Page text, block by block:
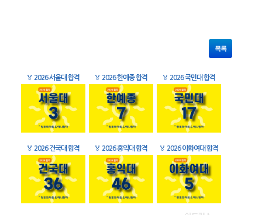
목록
🏅 2026 서울대 합격 🏅 2026 한예종 합격 🏅 2026 국민대 합격
🏅 2026 건국대 합격 🏅 2026 홍익대 합격 🏅 2026 이화여대 합격